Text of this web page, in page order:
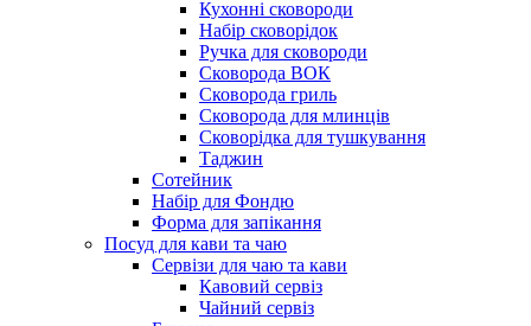
Кухонні сковороди
Набір сковорідок
Ручка для сковороди
Сковорода ВОК
Сковорода гриль
Сковорода для млинців
Сковорідка для тушкування
Таджин
Сотейник
Набір для Фондю
Форма для запікання
Посуд для кави та чаю
Сервізи для чаю та кави
Кавовий сервіз
Чайний сервіз